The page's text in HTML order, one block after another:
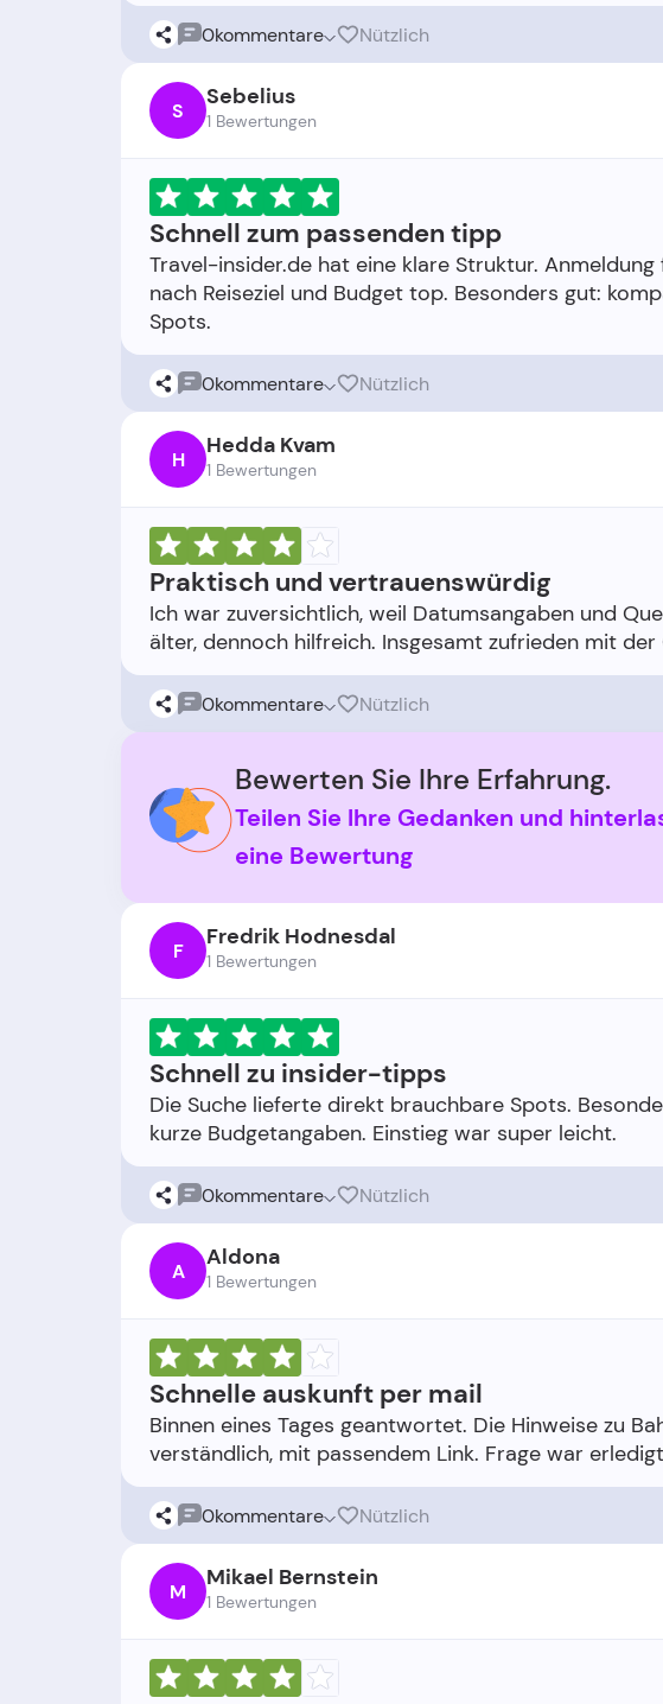
0kommentare Nützlich
S Sebelius
1 Bewertungen
Schnell zum passenden tipp
Travel-insider.de hat eine klare Struktur.
nach Reiseziel und Budget top. Besonders gut:
0kommentare Nützlich
H Hedda Kvam
1 Bewertungen
Praktisch und vertrauenswürdig
Ich war zuversichtlich, weil Datumsangaben und
0kommentare Nützlich
Bewerten Sie Ihre Erfahrung.
Teilen Sie Ihre Gedanken und
eine Bewertung
F Fredrik Hodnesdal
1 Bewertungen
Schnell zu insider-tipps
Die Suche lieferte direkt brauchbare Spots.
0kommentare Nützlich
A Aldona
1 Bewertungen
Schnelle auskunft per mail
Binnen eines Tages geantwortet. Die Hinweise zu
0kommentare Nützlich
M Mikael Bernstein
1 Bewertungen